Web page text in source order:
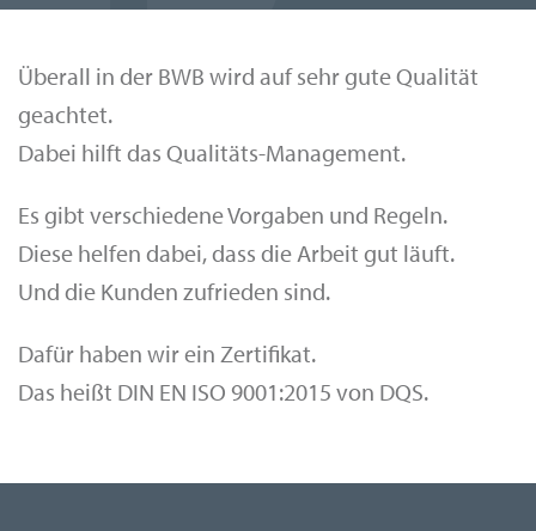
Überall in der BWB wird auf sehr gute Qualität
geachtet.
Dabei hilft das Qualitäts-Management.
Es gibt verschiedene Vorgaben und Regeln.
Diese helfen dabei, dass die Arbeit gut läuft.
Und die Kunden zufrieden sind.
Dafür haben wir ein Zertifikat.
Das heißt DIN EN ISO 9001:2015 von DQS.